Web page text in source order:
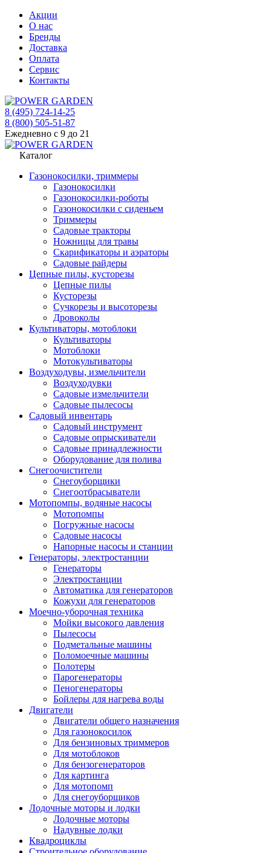
Акции
О нас
Бренды
Доставка
Оплата
Сервис
Контакты
8 (495) 724-14-25
8 (800) 505-51-87
Ежедневно с 9 до 21
Каталог
Газонокосилки, триммеры
Газонокосилки
Газонокосилки-роботы
Газонокосилки с сиденьем
Триммеры
Садовые тракторы
Ножницы для травы
Скарификаторы и аэраторы
Садовые райдеры
Цепные пилы, кусторезы
Цепные пилы
Кусторезы
Сучкорезы и высоторезы
Дровоколы
Культиваторы, мотоблоки
Культиваторы
Мотоблоки
Мотокультиваторы
Воздуходувы, измельчители
Воздуходувки
Садовые измельчители
Садовые пылесосы
Садовый инвентарь
Садовый инструмент
Садовые опрыскиватели
Садовые принадлежности
Оборудование для полива
Снегоочистители
Снегоуборщики
Снегоотбрасыватели
Мотопомпы, водяные насосы
Мотопомпы
Погружные насосы
Садовые насосы
Напорные насосы и станции
Генераторы, электростанции
Генераторы
Электростанции
Автоматика для генераторов
Кожухи для генераторов
Моечно-уборочная техника
Мойки высокого давления
Пылесосы
Подметальные машины
Поломоечные машины
Полотеры
Парогенераторы
Пеногенераторы
Бойлеры для нагрева воды
Двигатели
Двигатели общего назначения
Для газонокосилок
Для бензиновых триммеров
Для мотоблоков
Для бензогенераторов
Для картинга
Для мотопомп
Для снегоуборщиков
Лодочные моторы и лодки
Лодочные моторы
Надувные лодки
Квадроциклы